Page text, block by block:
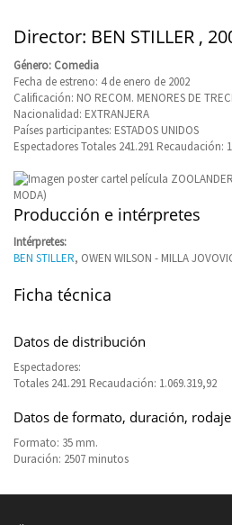
Director: BEN STILLER ,
Género: Comedia
Fecha de estreno: 4 de enero de 2002
Calificación: NO RECOM. MENORES DE
Nacionalidad: EXTRANJERA
Países participantes: ESTADOS UNIDOS
Espectadores Totales 241.291 Recaudación:
Producción e intérpretes
Intérpretes:
BEN STILLER, OWEN WILSON - MILLA
Ficha técnica
Datos de distribución
Espectadores:
Totales 241.291 Recaudación: 1.069.319,92
Datos de formato, duración,
Formato: 35 mm.
Duración: 2507 minutos